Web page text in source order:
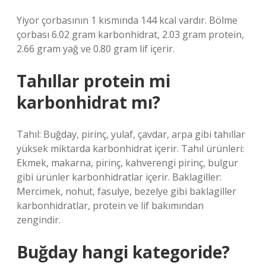
Yiyor çorbasının 1 kısmında 144 kcal vardır. Bölme
çorbası 6.02 gram karbonhidrat, 2.03 gram protein,
2.66 gram yağ ve 0.80 gram lif içerir.
Tahıllar protein mi
karbonhidrat mı?
Tahıl: Buğday, pirinç, yulaf, çavdar, arpa gibi tahıllar
yüksek miktarda karbonhidrat içerir. Tahıl ürünleri:
Ekmek, makarna, pirinç, kahverengi pirinç, bulgur
gibi ürünler karbonhidratlar içerir. Baklagiller:
Mercimek, nohut, fasulye, bezelye gibi baklagiller
karbonhidratlar, protein ve lif bakımından
zengindir.
Buğday hangi kategoride?